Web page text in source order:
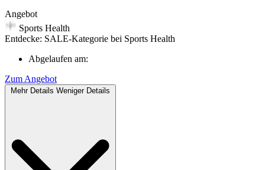
Angebot
Sports Health
Entdecke: SALE-Kategorie bei Sports Health
Abgelaufen am:
Zum Angebot
Mehr Details Weniger Details